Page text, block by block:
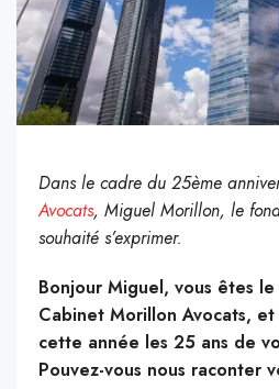
Dans le cadre du 25ème
Avocats, Miguel Morillon, le
souhaité s’exprimer.
Bonjour Miguel, vous êtes
Cabinet Morillon Avocats,
cette année les 25 ans de
Pouvez-vous nous raconter